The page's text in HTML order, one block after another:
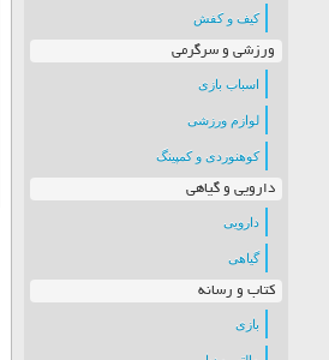
کیف و کفش
ورزشی و سرگرمی
اسباب بازی
لوازم ورزشی
کوهنوردی و کمپینگ
دارویی و گیاهی
دارویی
گیاهی
کتاب و رسانه
بازی